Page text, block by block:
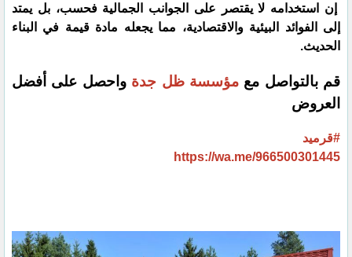
إن استخدامه لا يقتصر على الجوانب الجمالية فحسب، بل يمتد
إلى الفوائد البيئية والاقتصادية، مما يجعله مادة قيمة في البناء
الحديث.
قم بالتواصل معمؤسسة ظل جدة واحصل على أفضل
العروض
#قرميد
https://wa.me/966500301445